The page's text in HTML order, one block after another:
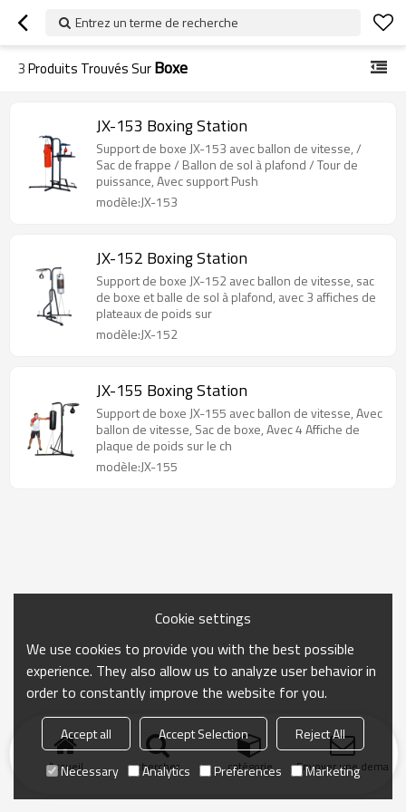
Entrez un terme de recherche
3Produits Trouvés SurBoxe
JX-153 Boxing Station
Support de boxe JX-153 avec ballon de vitesse, /
Sac de frappe / Ballon de sol à plafond / Tour de
puissance, Avec support Push
modèle:JX-153
JX-152 Boxing Station
Support de boxe JX-152 avec ballon de vitesse, sac
de boxe et balle de sol à plafond, avec 3 affiches de
plateaux de poids sur
modèle:JX-152
JX-155 Boxing Station
Support de boxe JX-155 avec ballon de vitesse, Avec
ballon de vitesse, Sac de boxe, Avec 4 Affiche de
plaque de poids sur le ch
modèle:JX-155
Accueil chercher catégorie Envoyer une
Cookie settings
We use cookies to provide you with the best possible
experience. They also allow us to analyze user behavior in
order to constantly improve the website for you.
Accept all Accept Selection
Reject All
Necessary
Analytics Preferences Marketing